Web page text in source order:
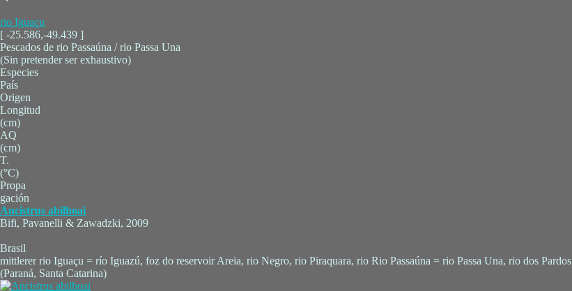
rio Iguaçu
[ -25.586,-49.439 ]
Pescados de rio Passaúna / rio Passa Una
(Sin pretender ser exhaustivo)
Especies
País
Origen
Longitud
(cm)
AQ
(cm)
T.
(°C)
Propa
gación
Ancistrus abilhoai
Bifi, Pavanelli & Zawadzki, 2009
Brasil
mittlerer rio Iguaçu = río Iguazú, foz do reservoir Areia, rio Negro, rio Piraquara, rio Rio Passaúna = rio Passa Una, rio dos Pardos
(Paraná, Santa Catarina)